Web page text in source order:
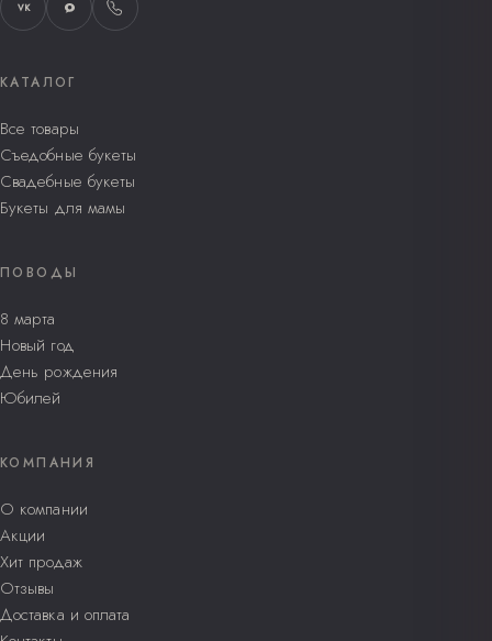
VK
КАТАЛОГ
Все товары
Съедобные букеты
Свадебные букеты
Букеты для мамы
ПОВОДЫ
8 марта
Новый год
День рождения
Юбилей
КОМПАНИЯ
О компании
Акции
Хит продаж
Отзывы
Доставка и оплата